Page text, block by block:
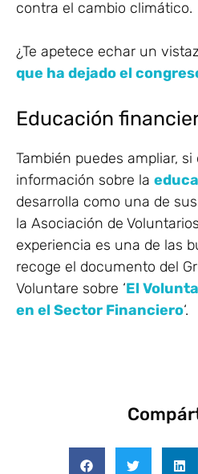
contra el cambio climático.
¿Te apetece echar un
que ha dejado el
Educación
También puedes ampliar, si
información sobre la
desarrolla como una de
la Asociación de Voluntarios
experiencia es una de las
recoge el documento del
Voluntare sobre ‘El
en el Sector Financiero‘.